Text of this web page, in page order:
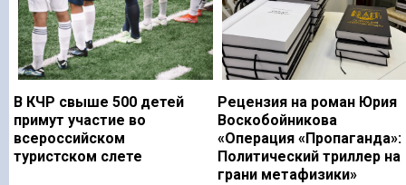
В КЧР свыше 500 детей
примут участие во
всероссийском
туристском слете
Рецензия на роман Юрия
Воскобойникова
«Операция «Пропаганда»:
Политический триллер на
грани метафизики»